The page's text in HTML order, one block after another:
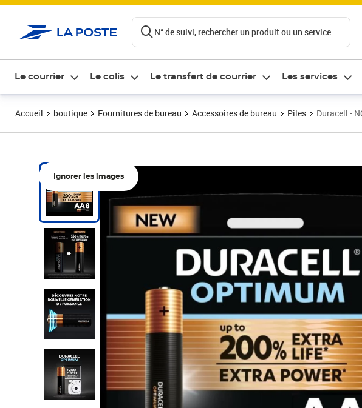
N° de suivi, rechercher un produit ou un service ....
Le courrier Le colis Le transfert de courrier Les services
Accueil boutique Fournitures de bureau Accessoires de bureau Piles Duracell -
Ignorer les images